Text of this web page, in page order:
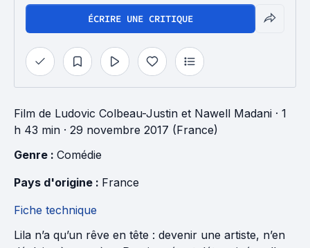
ÉCRIRE UNE CRITIQUE
Film de Ludovic Colbeau-Justin et Nawell Madani · 1
h 43 min · 29 novembre 2017 (France)
Genre : Comédie
Pays d'origine : France
Fiche technique
Lila n’a qu’un rêve en tête : devenir une artiste, n’en